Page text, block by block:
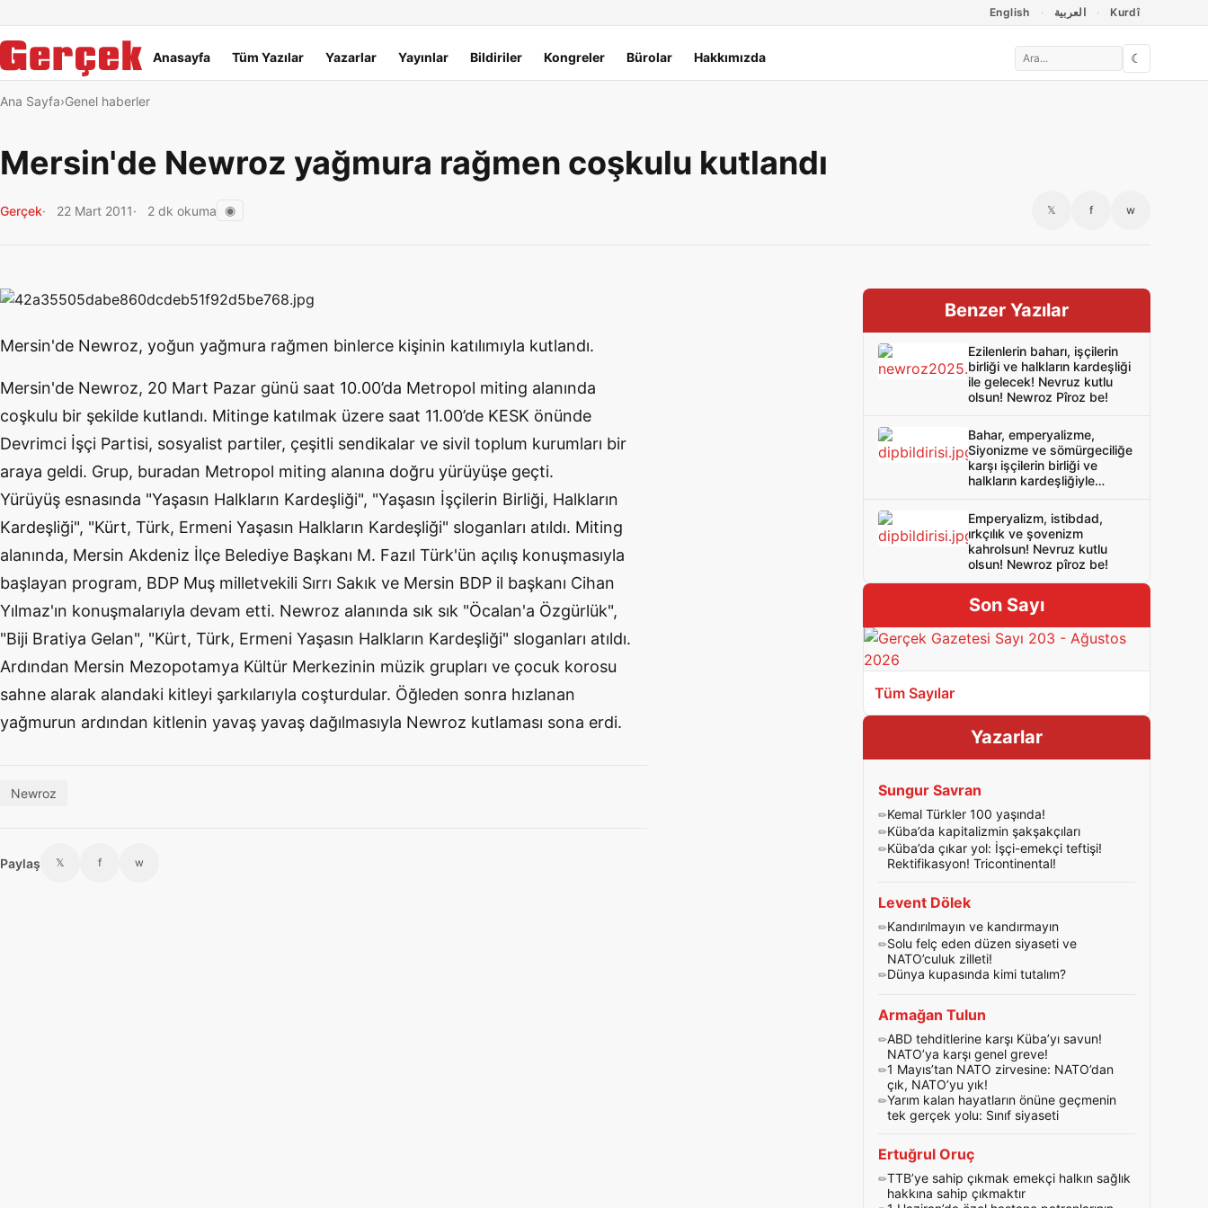
English العربية Kurdî
Ana menü
Anasayfa Tüm Yazılar Yazarlar Yayınlar Bildiriler Kongreler Bürolar Hakkımızda ☾
Ana Sayfa Genel haberler
Mersin'de Newroz yağmura rağmen coşkulu kutlandı
Gerçek 22 Mart 2011 2 dk okuma ◉ 𝕏 f w
Mersin'de Newroz, yoğun yağmura rağmen binlerce kişinin katılımıyla kutlandı.
Mersin'de Newroz, 20 Mart Pazar günü saat 10.00’da Metropol miting alanında
coşkulu bir şekilde kutlandı. Mitinge katılmak üzere saat 11.00’de KESK önünde
Devrimci İşçi Partisi, sosyalist partiler, çeşitli sendikalar ve sivil toplum kurumları bir
araya geldi. Grup, buradan Metropol miting alanına doğru yürüyüşe geçti.
Yürüyüş esnasında "Yaşasın Halkların Kardeşliği", "Yaşasın İşçilerin Birliği, Halkların
Kardeşliği", "Kürt, Türk, Ermeni Yaşasın Halkların Kardeşliği" sloganları atıldı. Miting
alanında, Mersin Akdeniz İlçe Belediye Başkanı M. Fazıl Türk'ün açılış konuşmasıyla
başlayan program, BDP Muş milletvekili Sırrı Sakık ve Mersin BDP il başkanı Cihan
Yılmaz'ın konuşmalarıyla devam etti. Newroz alanında sık sık "Öcalan'a Özgürlük",
"Biji Bratiya Gelan", "Kürt, Türk, Ermeni Yaşasın Halkların Kardeşliği" sloganları atıldı.
Ardından Mersin Mezopotamya Kültür Merkezinin müzik grupları ve çocuk korosu
sahne alarak alandaki kitleyi şarkılarıyla coşturdular. Öğleden sonra hızlanan
yağmurun ardından kitlenin yavaş yavaş dağılmasıyla Newroz kutlaması sona erdi.
Newroz
Paylaş 𝕏 f w
Benzer Yazılar
Ezilenlerin baharı, işçilerin
birliği ve halkların kardeşliği
ile gelecek! Nevruz kutlu
olsun! Newroz Pîroz be!
Bahar, emperyalizme,
Siyonizme ve sömürgeciliğe
karşı işçilerin birliği ve
halkların kardeşliğiyle
Newroz pîroz be!
Emperyalizm, istibdad,
ırkçılık ve şovenizm
kahrolsun! Nevruz kutlu
olsun! Newroz pîroz be!
Son Sayı
Tüm Sayılar
Yazarlar
Sungur Savran
Kemal Türkler 100 yaşında!
Küba’da kapitalizmin şakşakçıları
Küba’da çıkar yol: İşçi-emekçi teftişi!
Rektifikasyon! Tricontinental!
Levent Dölek
Kandırılmayın ve kandırmayın
Solu felç eden düzen siyaseti ve
NATO’culuk zilleti!
Dünya kupasında kimi tutalım?
Armağan Tulun
ABD tehditlerine karşı Küba’yı savun!
NATO’ya karşı genel greve!
1 Mayıs’tan NATO zirvesine: NATO’dan
çık, NATO’yu yık!
Yarım kalan hayatların önüne geçmenin
tek gerçek yolu: Sınıf siyaseti
Ertuğrul Oruç
TTB’ye sahip çıkmak emekçi halkın sağlık
hakkına sahip çıkmaktır